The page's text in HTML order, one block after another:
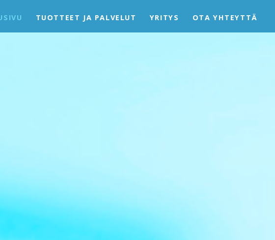
TUOTTEET JA PALVELUT YRITYS OTA YHTEYTTÄ